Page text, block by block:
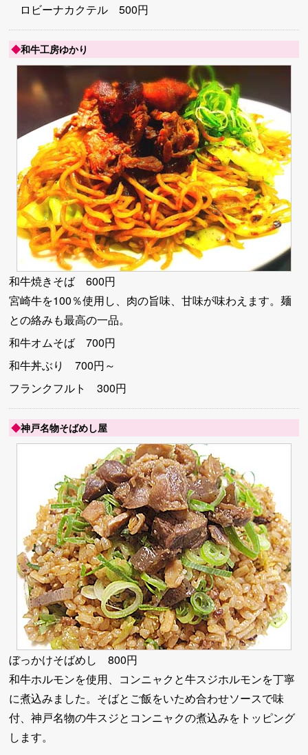
ロビーナカクテル 500円
◆和牛工房ゆかり
和牛焼きそば 600円
宮崎牛を100％使用し、肉の旨味、甘味が味わえます。麺
との絡みも最高の一品。
和牛オムそば 700円
和牛丼ぶり 700円～
フランクフルト 300円
◆神戸名物そばめし屋
ぼっかけそばめし 800円
和牛ホルモンを使用、コンニャクと牛スジホルモンを丁寧
に煮込みました。そばとご飯をいため合わせソースで味
付、神戸名物の牛スジとコンニャクの煮込みをトッピング
します。